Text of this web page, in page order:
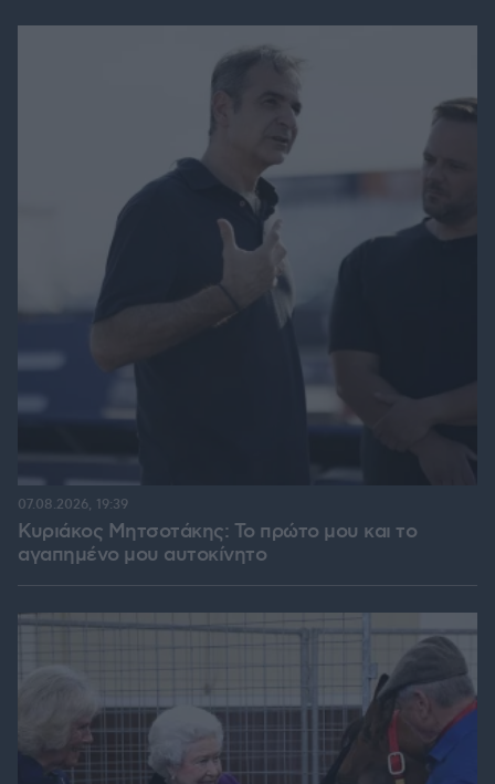
Κυριάκος Μητσοτάκης: Το πρώτο μου και το
αγαπημένο μου αυτοκίνητο
07.08.2026, 19:39